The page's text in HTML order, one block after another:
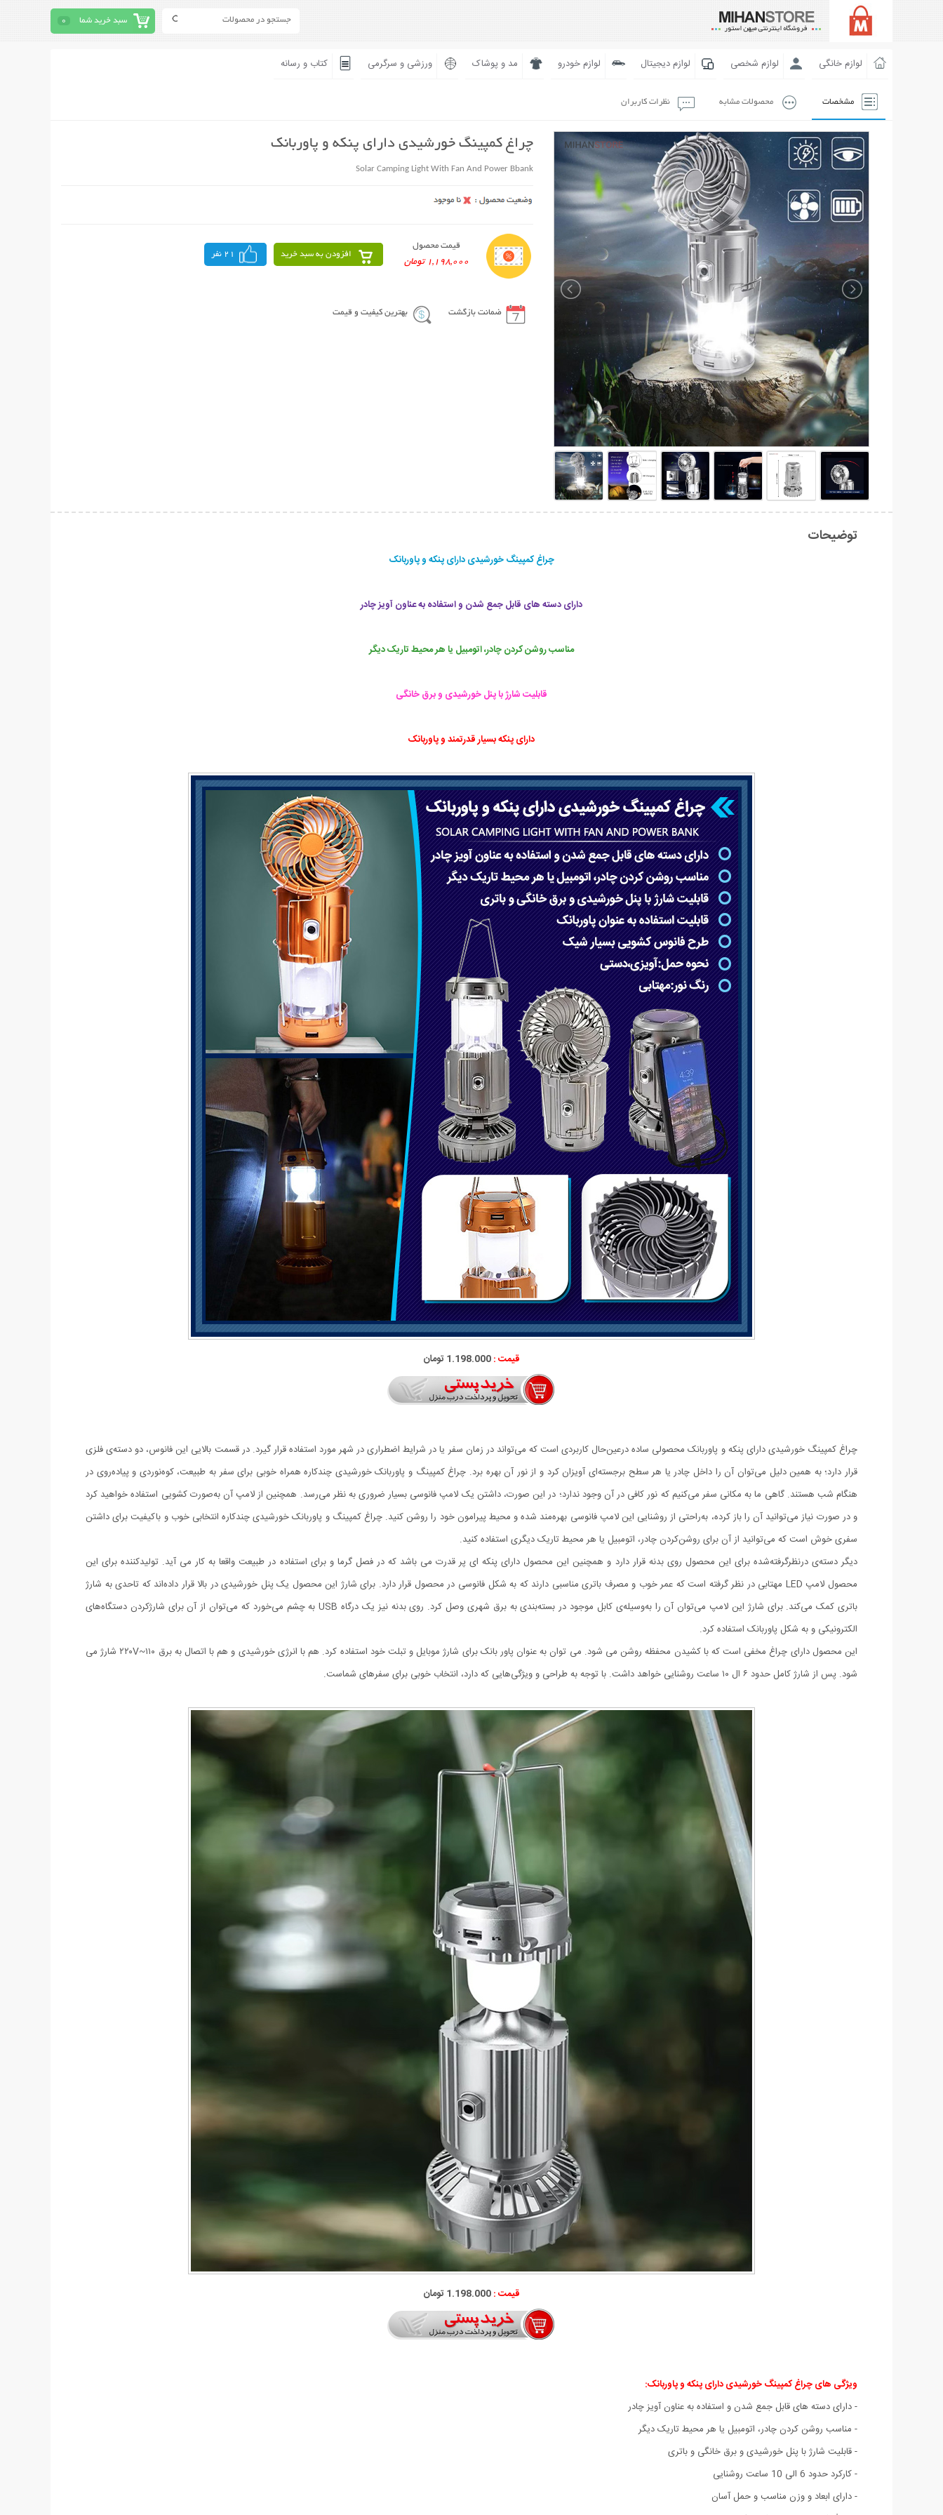
سبد خرید شما 0
لوازم خانگی لوازم شخصی لوازم دیجیتال لوازم خودرو مد و پوشاک ورزشی و سرگرمی کتاب و رسانه
مشخصات محصولات مشابه نظرات کاربران
چراغ کمپینگ خورشیدی دارای پنکه و پاوربانک
Solar Camping Light With Fan And Power Bbank
قیمت محصول
1,198,000 تومان
افزودن به سبد خرید 21 نفر
ضمانت بازگشت بهترین کیفیت و قیمت
توضیحات
چراغ کمپینگ خورشیدی دارای پنکه و پاوربانک
دارای دسته های قابل جمع شدن و استفاده به عناون آویز چادر
مناسب روشن ‌کردن چادر، اتومبیل یا هر محیط تاریک دیگر
قابلیت شارژ با پنل خورشیدی و برق خانگی
دارای پنکه بسیار قدرتمند و پاوربانک
قیمت :1.198.000 تومان
چراغ کمپینگ خورشیدی دارای پنکه و پاوربانک محصولی ساده درعین‌حال کاربردی است که می‌تواند در زمان سفر یا در شرایط اضطراری در شهر مورد استفاده قرار گیرد. در قسمت بالایی این فانوس، دو دسته‌ی فلزی
قرار دارد؛ به همین دلیل می‌توان آن را داخل چادر یا هر سطح برجسته‌ای آویزان کرد و از نور آن بهره برد. چراغ کمپینگ و پاوربانک خورشیدی چندکاره همراه خوبی برای سفر به طبیعت، کوه‌نوردی و پیاده‌روی در
هنگام شب هستند. گاهی ما به مکانی سفر می‌کنیم که نور کافی در آن وجود ندارد؛ در این صورت، داشتن یک لامپ فانوسی بسیار ضروری به نظر می‌رسد. همچنین از لامپ آن به‌صورت کشویی استفاده خواهید کرد
و در صورت نیاز می‌توانید آن را باز کرده، به‌راحتی از روشنایی این لامپ فانوسی بهره‌مند شده و محیط پیرامون خود را روشن کنید. چراغ کمپینگ و پاوربانک خورشیدی چندکاره انتخابی خوب و باکیفیت برای داشتن
سفری خوش است که می‌توانید از آن برای روشن‌کردن چادر، اتومبیل یا هر محیط تاریک دیگری استفاده کنید.
دیگر دسته‌ی درنظرگرفته‌شده برای این محصول روی بدنه قرار دارد و همچنین این محصول دارای پنکه ای پر قدرت می باشد که در فصل گرما و برای استفاده در طبیعت واقعا به کار می آید. تولیدکننده برای این
محصول لامپ LED مهتابی در نظر گرفته است که عمر خوب و مصرف باتری مناسبی دارند که به شکل فانوسی در محصول قرار دارد. برای شارژ این محصول یک پنل خورشیدی در بالا قرار داده‌اند که تاحدی به شارژ
باتری کمک می‌کند. برای شارژ این لامپ می‌توان آن را به‌وسیله‌ی کابل موجود در بسته‌بندی به برق شهری وصل کرد. روی بدنه نیز یک درگاه USB به چشم می‌خورد که می‌توان از آن برای شارژکردن دستگاه‌های
الکترونیکی و به شکل پاوربانک استفاده کرد.
این محصول دارای چراغ مخفی است که با کشیدن محفظه روشن می شود. می توان به عنوان پاور بانک برای شارژ موبایل و تبلت خود استفاده کرد. هم با انرژی خورشیدی و هم با اتصال به برق ۱۱۰~۲۲۰V شارژ می
شود. پس از شارژ کامل حدود ۶ ال ۱۰ ساعت روشنایی خواهد داشت. با توجه به طراحی و ویژگی‌هایی که دارد، انتخاب خوبی برای سفرهای شماست.
قیمت :1.198.000 تومان
ویژگی های چراغ کمپینگ خورشیدی دارای پنکه و پاوربانک:
- دارای دسته های قابل جمع شدن و استفاده به عناون آویز چادر
- مناسب روشن ‌کردن چادر، اتومبیل یا هر محیط تاریک دیگر
- قابلیت شارژ با پنل خورشیدی و برق خانگی و باتری
- کارکرد حدود 6 الی 10 ساعت روشنایی
- دارای ابعاد و وزن مناسب و حمل آسان